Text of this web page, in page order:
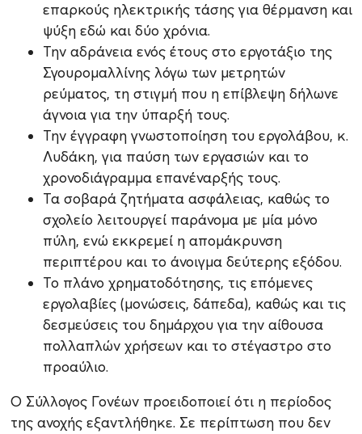
επαρκούς ηλεκτρικής τάσης για θέρμανση και
ψύξη εδώ και δύο χρόνια.
Την αδράνεια ενός έτους στο εργοτάξιο της
Σγουρομαλλίνης λόγω των μετρητών
ρεύματος, τη στιγμή που η επίβλεψη δήλωνε
άγνοια για την ύπαρξή τους.
Την έγγραφη γνωστοποίηση του εργολάβου, κ.
Λυδάκη, για παύση των εργασιών και το
χρονοδιάγραμμα επανέναρξής τους.
Τα σοβαρά ζητήματα ασφάλειας, καθώς το
σχολείο λειτουργεί παράνομα με μία μόνο
πύλη, ενώ εκκρεμεί η απομάκρυνση
περιπτέρου και το άνοιγμα δεύτερης εξόδου.
Το πλάνο χρηματοδότησης, τις επόμενες
εργολαβίες (μονώσεις, δάπεδα), καθώς και τις
δεσμεύσεις του δημάρχου για την αίθουσα
πολλαπλών χρήσεων και το στέγαστρο στο
προαύλιο.
Ο Σύλλογος Γονέων προειδοποιεί ότι η περίοδος
της ανοχής εξαντλήθηκε. Σε περίπτωση που δεν